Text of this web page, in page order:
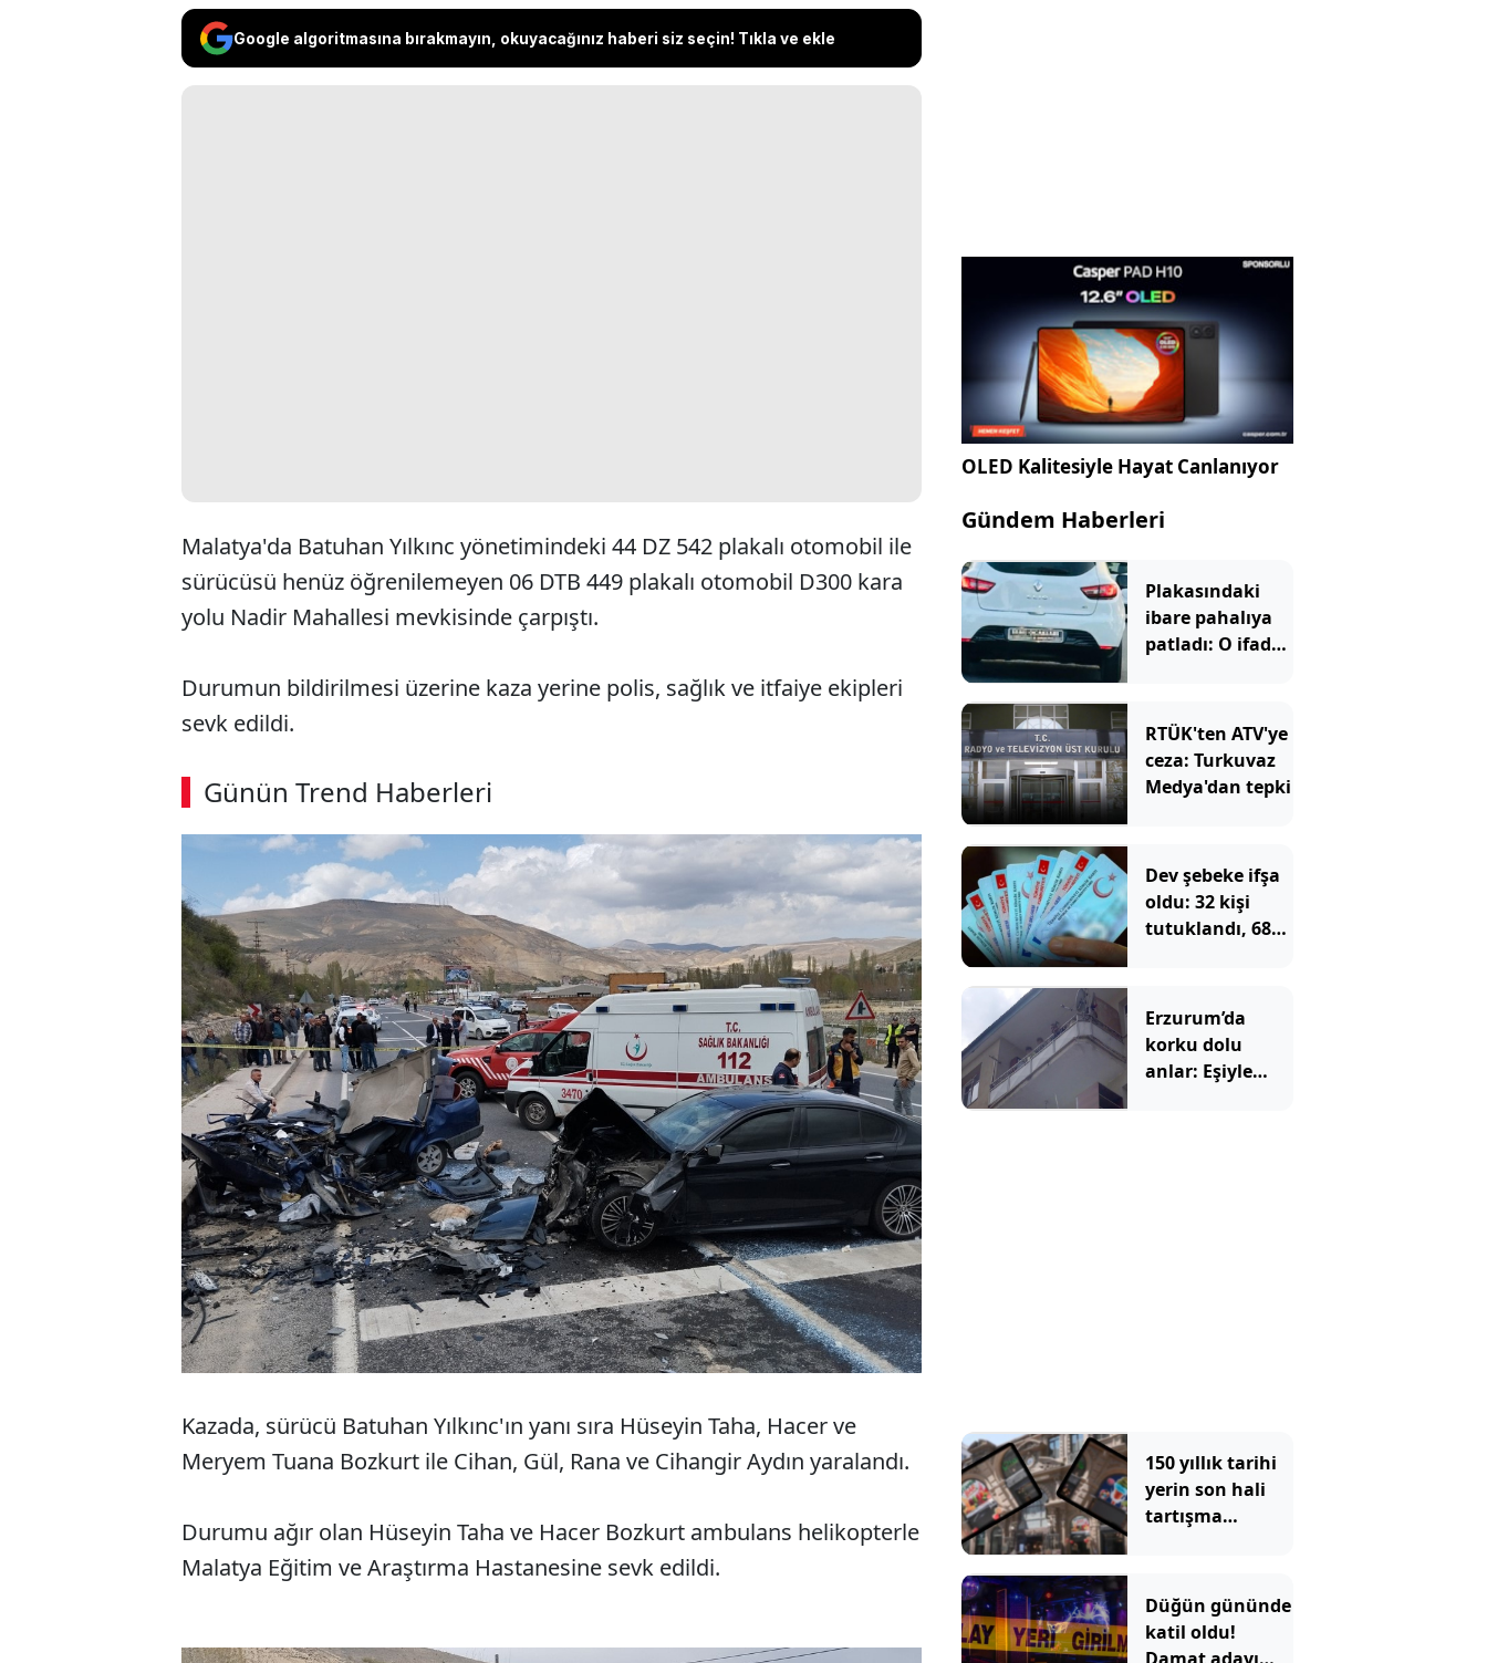
Google algoritmasına bırakmayın, okuyacağınız haberi siz seçin! Tıkla ve ekle
Malatya'da Batuhan Yılkınc yönetimindeki 44 DZ 542 plakalı otomobil ile
sürücüsü henüz öğrenilemeyen 06 DTB 449 plakalı otomobil D300 kara
yolu Nadir Mahallesi mevkisinde çarpıştı.
Durumun bildirilmesi üzerine kaza yerine polis, sağlık ve itfaiye ekipleri
sevk edildi.
Günün Trend Haberleri
00:03 / 08:06
Kazada, sürücü Batuhan Yılkınc'ın yanı sıra Hüseyin Taha, Hacer ve
Meryem Tuana Bozkurt ile Cihan, Gül, Rana ve Cihangir Aydın yaralandı.
Durumu ağır olan Hüseyin Taha ve Hacer Bozkurt ambulans helikopterle
Malatya Eğitim ve Araştırma Hastanesine sevk edildi.
OLED Kalitesiyle Hayat Canlanıyor
Gündem Haberleri
Plakasındaki
ibare pahalıya
patladı: O ifade
RTÜK'ten ATV'ye
ceza: Turkuvaz
Medya'dan tepki
Dev şebeke ifşa
oldu: 32 kişi
tutuklandı, 687
iptal edilecek
Erzurum’da
korku dolu
anlar: Eşiyle
150 yıllık tarihi
yerin son hali
tartışma
Pasajı'ndaki
görüntü tepki
çekti
Düğün gününde
katil oldu!